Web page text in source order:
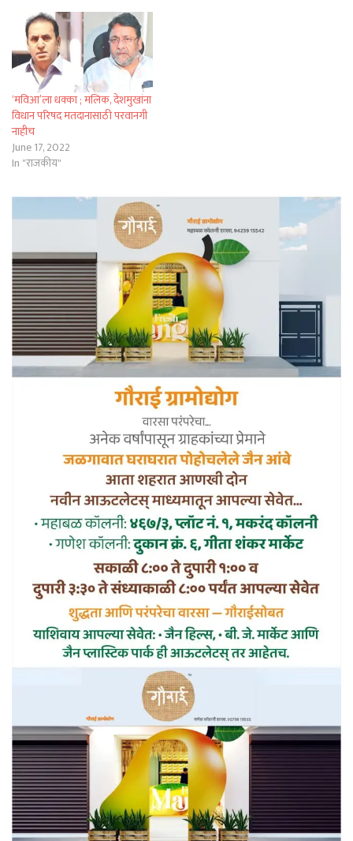
‘मविआ’ला धक्का ; मलिक, देशमुखांना
विधान परिषद मतदानासाठी परवानगी
नाहीच
June 17, 2022
In "राजकीय"